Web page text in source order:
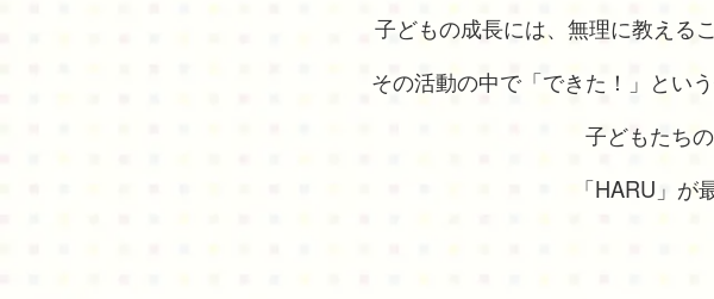
子どもの成長には、無理に教える
その活動の中で「できた！」とい
子どもたち
「HARU」が